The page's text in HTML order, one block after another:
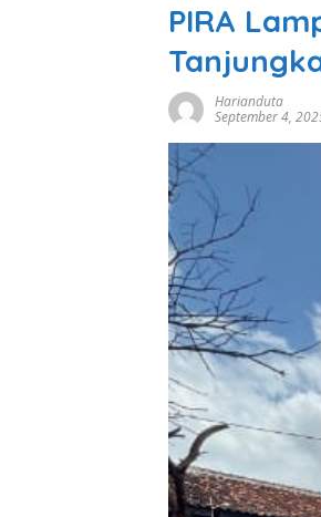
PIRA
Harianduta
September 4,